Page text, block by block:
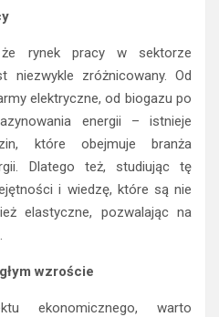
rynek pracy w sektorze
niezwykle zróżnicowany. Od
elektryczne, od biogazu po
energii – istnieje
które obejmuje branża
Dlatego też, studiując tę
i wiedzę, które są nie
elastyczne, pozwalając na
wzroście
ekonomicznego, warto